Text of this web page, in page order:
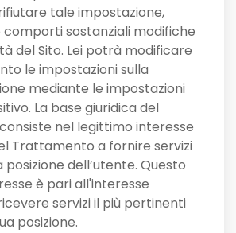
tale impostazione,
comporti sostanziali modifiche
del Sito. Lei potrà modificare
le impostazioni sulla
mediante le impostazioni
La base giuridica del
nel legittimo interesse
Trattamento a fornire servizi
dell’utente. Questo
è pari all'interesse
servizi il più pertinenti
posizione.